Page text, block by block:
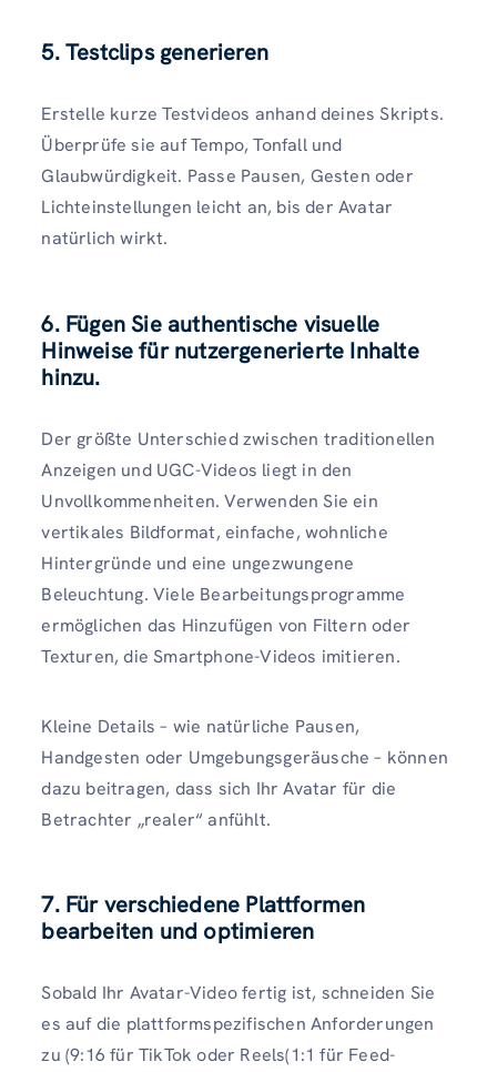
5. Testclips generieren
Erstelle kurze Testvideos anhand deines Skripts.
Überprüfe sie auf Tempo, Tonfall und
Glaubwürdigkeit. Passe Pausen, Gesten oder
Lichteinstellungen leicht an, bis der Avatar
natürlich wirkt.
6. Fügen Sie authentische visuelle
Hinweise für nutzergenerierte Inhalte
hinzu.
Der größte Unterschied zwischen traditionellen
Anzeigen und UGC-Videos liegt in den
Unvollkommenheiten. Verwenden Sie ein
vertikales Bildformat, einfache, wohnliche
Hintergründe und eine ungezwungene
Beleuchtung. Viele Bearbeitungsprogramme
ermöglichen das Hinzufügen von Filtern oder
Texturen, die Smartphone-Videos imitieren.
Kleine Details – wie natürliche Pausen,
Handgesten oder Umgebungsgeräusche – können
dazu beitragen, dass sich Ihr Avatar für die
Betrachter „realer“ anfühlt.
7. Für verschiedene Plattformen
bearbeiten und optimieren
Sobald Ihr Avatar-Video fertig ist, schneiden Sie
es auf die plattformspezifischen Anforderungen
zu (9:16 für TikTok oder Reels(1:1 für Feed-